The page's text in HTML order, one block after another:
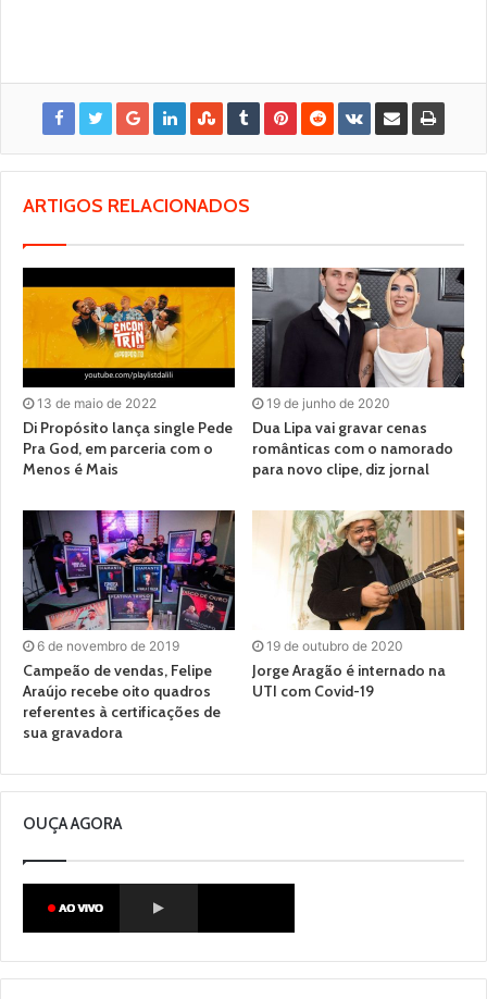
ARTIGOS RELACIONADOS
13 de maio de 2022
Di Propósito lança single Pede
Pra God, em parceria com o
Menos é Mais
19 de junho de 2020
Dua Lipa vai gravar cenas
românticas com o namorado
para novo clipe, diz jornal
6 de novembro de 2019
Campeão de vendas, Felipe
Araújo recebe oito quadros
referentes à certificações de
sua gravadora
19 de outubro de 2020
Jorge Aragão é internado na
UTI com Covid-19
OUÇA AGORA